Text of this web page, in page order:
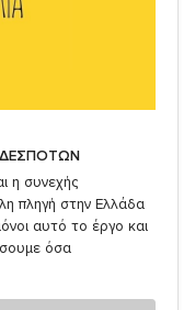
η συνεχής
πληγή στην Ελλάδα
αυτό το έργο και
όσα